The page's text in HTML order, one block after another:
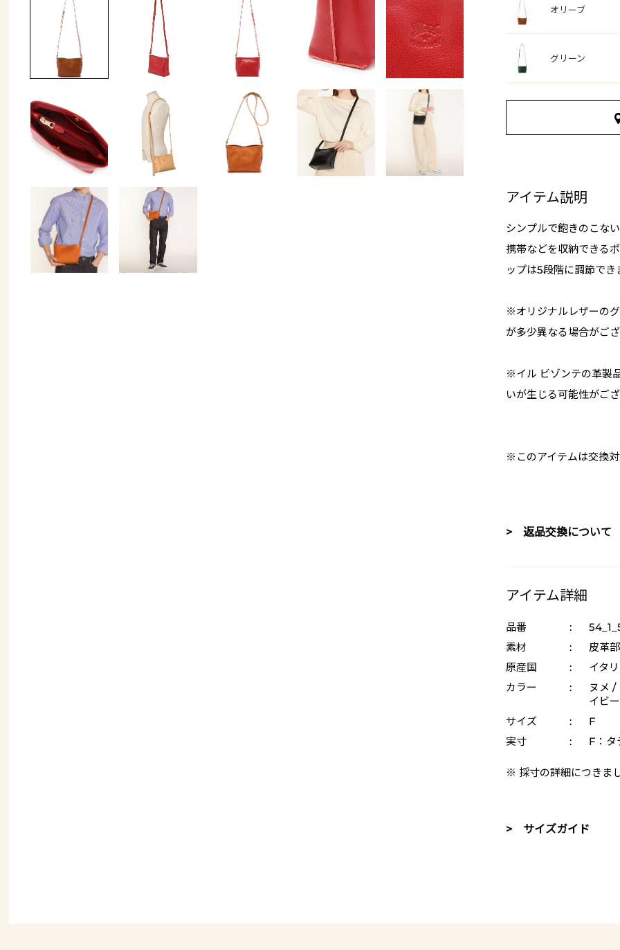
オリーブ
グリーン
アイテム説明
シンプルで飽きのこな
携帯などを収納できる
ップは5段階に調節でき
※オリジナルレザーの
が多少異なる場合がご
※イル ビゾンテの革製
いが生じる可能性がご
※このアイテムは交換
> 返品交換について
アイテム詳細
品番 :
素材
:
皮革
原産国
:
イタ
カラー
:
ヌメ /
イビ
サイズ
:
F
実寸
: F：タ
※ 採寸の詳細につきま
> サイズガイド